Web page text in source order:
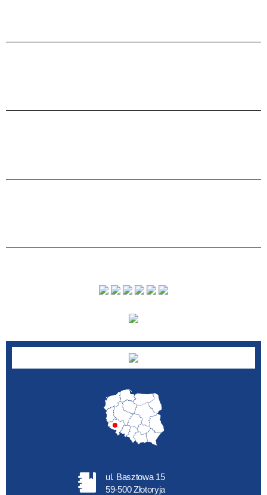
ul. Basztowa 15
59-500 Złotoryja